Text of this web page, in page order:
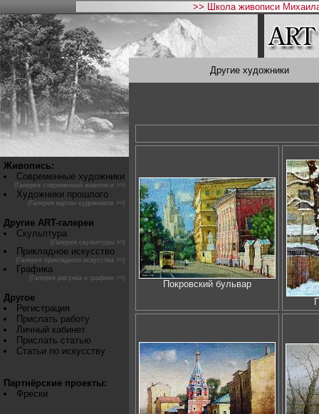
>> Школа живописи
Живопись:
Современные художники
(Галерея современной живописи >>)
Художники прошлого
(Галерея картин художников >>)
Другие ART-галереи
Скульптура
(Галерея скульптуры >>)
Прикладное искусство
(Галерея прикладного искусства >>)
Графика
(Галерея рисунка и графики >>)
Другое
Регистрация
Прислать работу
Личный кабинет
Прислать статью
Статьи по искусству
Партнёрские проекты:
Фрески
Другие художники
Покровский бульвар